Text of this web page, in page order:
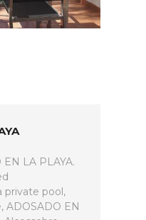
LA PLAYA.
private pool,
ADOSADO EN